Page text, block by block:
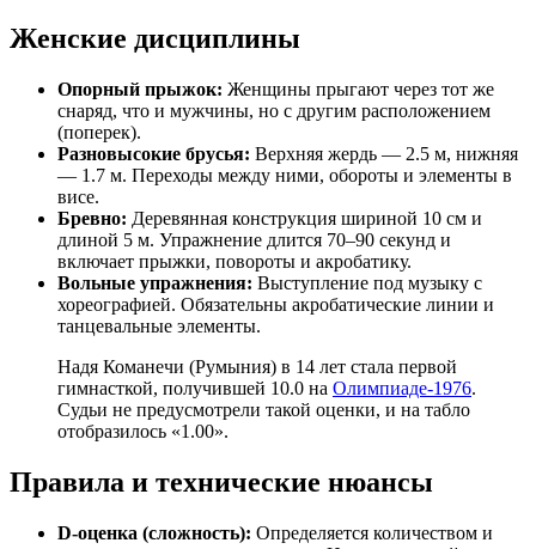
Женские дисциплины
Опорный прыжок: Женщины прыгают через тот же
снаряд, что и мужчины, но с другим расположением
(поперек).
Разновысокие брусья: Верхняя жердь — 2.5 м, нижняя
— 1.7 м. Переходы между ними, обороты и элементы в
висе.
Бревно: Деревянная конструкция шириной 10 см и
длиной 5 м. Упражнение длится 70–90 секунд и
включает прыжки, повороты и акробатику.
Вольные упражнения: Выступление под музыку с
хореографией. Обязательны акробатические линии и
танцевальные элементы.
Надя Команечи (Румыния) в 14 лет стала первой
гимнасткой, получившей 10.0 на Олимпиаде-1976.
Судьи не предусмотрели такой оценки, и на табло
отобразилось «1.00».
Правила и технические нюансы
D-оценка (сложность): Определяется количеством и